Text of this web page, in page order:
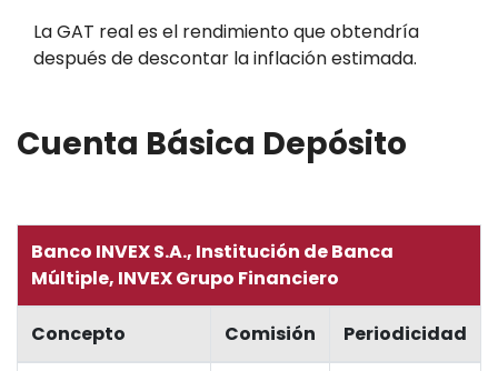
La GAT real es el rendimiento que obtendría
después de descontar la inflación estimada.
Cuenta Básica Depósito
Banco INVEX S.A., Institución de Banca
Múltiple, INVEX Grupo Financiero
Concepto Comisión Periodicidad